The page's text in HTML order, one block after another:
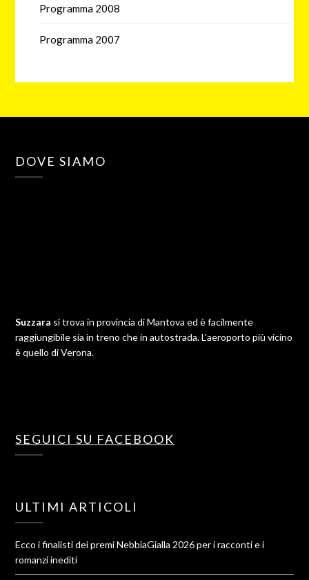
Programma 2008
Programma 2007
DOVE SIAMO
Suzzara si trova in provincia di Mantova ed è facilmente
raggiungibile sia in treno che in autostrada. L'aeroporto più vicino
è quello di Verona.
SEGUICI SU FACEBOOK
ULTIMI ARTICOLI
Ecco i finalisti dei premi NebbiaGialla 2026 per i racconti e i
romanzi inediti